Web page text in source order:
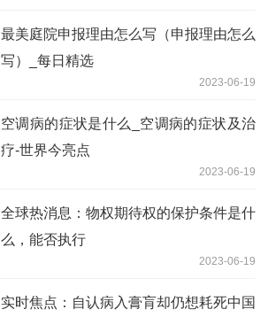
最美庭院申报理由怎么写（申报理由怎么
写）_每日精选
2023-06-19
空调病的症状是什么_空调病的症状及治
疗-世界今亮点
2023-06-19
全球热消息：物权期待权的保护条件是什
么，能否执行
2023-06-19
实时焦点：自认病入膏肓却仍想耗死中国